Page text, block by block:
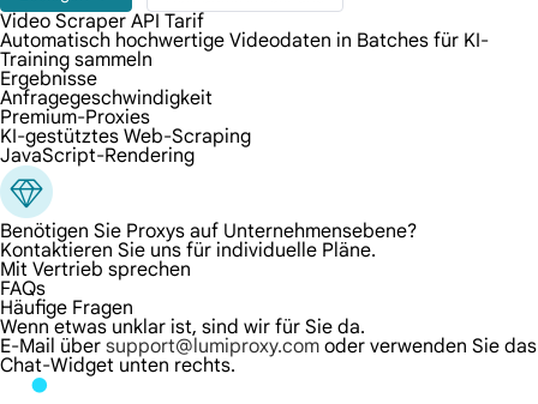
Video Scraper API Tarif
Automatisch hochwertige Videodaten in Batches für KI-
Training sammeln
Ergebnisse
Anfragegeschwindigkeit
Premium-Proxies
KI-gestütztes Web-Scraping
JavaScript-Rendering
Benötigen Sie Proxys auf Unternehmensebene?
Kontaktieren Sie uns für individuelle Pläne.
Mit Vertrieb sprechen
FAQs
Häufige Fragen
Wenn etwas unklar ist, sind wir für Sie da.
E-Mail über support@lumiproxy.com oder verwenden Sie das
Chat-Widget unten rechts.